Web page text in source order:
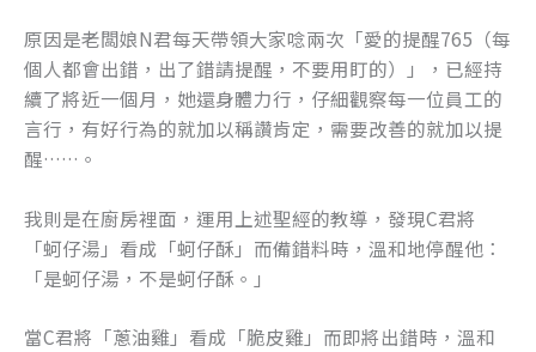
原因是老闆娘N君每天帶領大家唸兩次「愛的提醒765（每
個人都會出錯，出了錯請提醒，不要用盯的）」，已經持
續了將近一個月，她還身體力行，仔細觀察每一位員工的
言行，有好行為的就加以稱讚肯定，需要改善的就加以提
醒……。
我則是在廚房裡面，運用上述聖經的教導，發現C君將
「蚵仔湯」看成「蚵仔酥」而備錯料時，溫和地停醒他：
「是蚵仔湯，不是蚵仔酥。」
當C君將「蔥油雞」看成「脆皮雞」而即將出錯時，溫和